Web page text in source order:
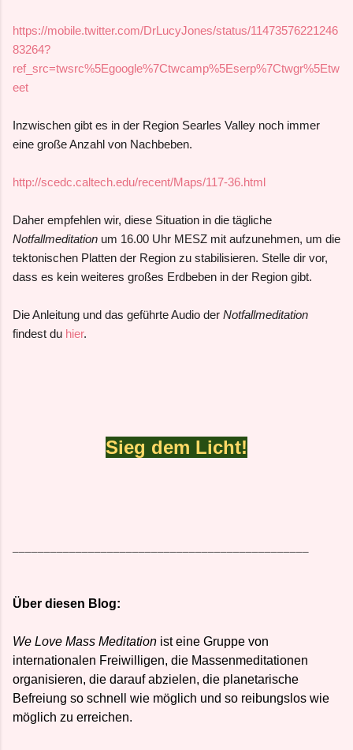
https://mobile.twitter.com/DrLucyJones/status/11473576221246
83264?
ref_src=twsrc%5Egoogle%7Ctwcamp%5Eserp%7Ctwgr%5Etw
eet
Inzwischen gibt es in der Region Searles Valley noch immer
eine große Anzahl von Nachbeben.
http://scedc.caltech.edu/recent/Maps/117-36.html
Daher empfehlen wir, diese Situation in die tägliche
Notfallmeditation um 16.00 Uhr MESZ mit aufzunehmen, um die
tektonischen Platten der Region zu stabilisieren. Stelle dir vor,
dass es kein weiteres großes Erdbeben in der Region gibt.
Die Anleitung und das geführte Audio der Notfallmeditation
findest du hier.
Sieg dem Licht!
Über diesen Blog:
We Love Mass Meditation ist eine Gruppe von
internationalen Freiwilligen, die Massenmeditationen
organisieren, die darauf abzielen, die planetarische
Befreiung so schnell wie möglich und so reibungslos wie
möglich zu erreichen.